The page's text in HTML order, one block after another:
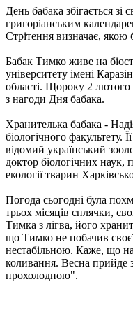
День бабака збігається зі
григоріанським
Стрітення визначає, якою
Бабак Тимко живе на
університету імені
області. Щороку 2 лютого
з нагоди Дня бабака.
Хранителька бабака -
біологічного факультету.
відомий український
доктор біологічних наук,
екології тварин
Погода сьогодні була
трьох місяців сплячки,
Тимка з лігва, його
що Тимко не побачив
нестабільною. Каже, що
коливання. Весна прийде
прохолодною".